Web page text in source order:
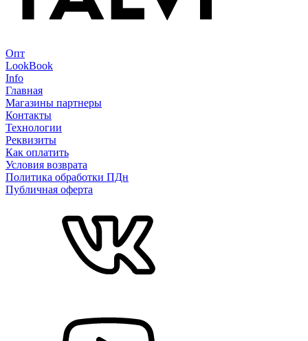
Опт
LookBook
Info
Главная
Магазины партнеры
Контакты
Технологии
Реквизиты
Как оплатить
Условия возврата
Политика обработки ПДн
Публичная оферта